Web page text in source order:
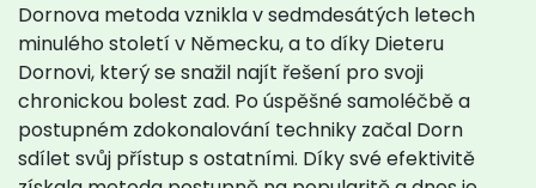
Dornova metoda vznikla v sedmdesátých letech
minulého století v Německu, a to díky Dieteru
Dornovi, který se snažil najít řešení pro svoji
chronickou bolest zad. Po úspěšné samoléčbě a
postupném zdokonalování techniky začal Dorn
sdílet svůj přístup s ostatními. Díky své efektivitě